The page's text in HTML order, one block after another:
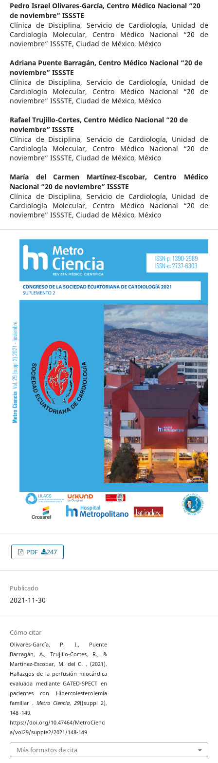
Pedro Israel Olivares-García, Centro Médico Nacional “20
de noviembre” ISSSTE
Clínica de Disciplina, Servicio de Cardiología, Unidad de
Cardiología Molecular, Centro Médico Nacional “20 de
noviembre” ISSSTE, Ciudad de México, México
Adriana Puente Barragán, Centro Médico Nacional “20 de
noviembre” ISSSTE
Clínica de Disciplina, Servicio de Cardiología, Unidad de
Cardiología Molecular, Centro Médico Nacional “20 de
noviembre” ISSSTE, Ciudad de México, México
Rafael Trujillo-Cortes, Centro Médico Nacional “20 de
noviembre” ISSSTE
Clínica de Disciplina, Servicio de Cardiología, Unidad de
Cardiología Molecular, Centro Médico Nacional “20 de
noviembre” ISSSTE, Ciudad de México, México
María del Carmen Martínez-Escobar,Centro Médico
Nacional “20 de noviembre” ISSSTE
Clínica de Disciplina, Servicio de Cardiología, Unidad de
Cardiología Molecular, Centro Médico Nacional “20 de
noviembre” ISSSTE, Ciudad de México, México
PDF 247
Publicado
2021-11-30
Cómo citar
Olivares-García, P. I., Puente
Barragán, A., Trujillo-Cortes, R., &
Martínez-Escobar, M. del C. . (2021).
Hallazgos de la perfusión miocárdica
evaluada mediante GATED-SPECT en
pacientes con Hipercolesterolemia
familiar . Metro Ciencia, 29((suppl 2),
148–149.
https://doi.org/10.47464/MetroCienci
a/vol29/supple2/2021/148-149
Más formatos de cita